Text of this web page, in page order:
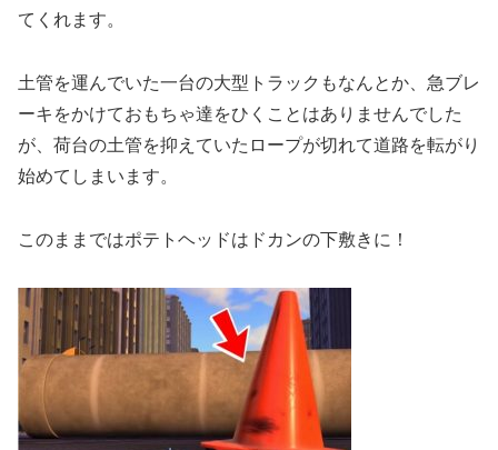
てくれます。
土管を運んでいた一台の大型トラックもなんとか、急ブレ
ーキをかけておもちゃ達をひくことはありませんでした
が、荷台の土管を抑えていたロープが切れて道路を転がり
始めてしまいます。
このままではポテトヘッドはドカンの下敷きに！